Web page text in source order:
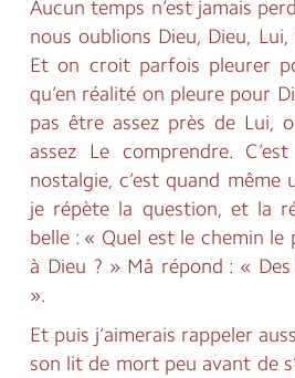
Aucun temps n’est jamais
nous oublions Dieu, Dieu,
Et on croit parfois pleurer
qu’en réalité on pleure pour
pas être assez près de Lui,
assez Le comprendre.
nostalgie, c’est quand même
je répète la question, et la
belle : « Quel est le chemin
à Dieu ? » Mâ répond : «
».
Et puis j’aimerais rappeler
son lit de mort peu avant de